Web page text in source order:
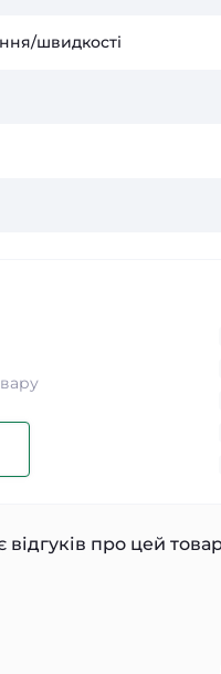
швидкості
відгуків про цей